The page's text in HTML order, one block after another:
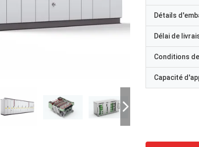
Détails
Délai de
Conditions
Capacité